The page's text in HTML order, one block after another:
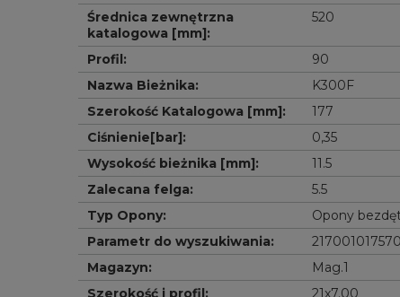
Średnica zewnętrzna
katalogowa [mm]:
520
Profil:
90
Nazwa Bieżnika:
K300F
Szerokość Katalogowa [mm]:
177
Ciśnienie[bar]:
0,35
Wysokość bieżnika [mm]:
11.5
Zalecana felga:
5.5
Typ Opony:
Opony
Parametr do wyszukiwania:
Magazyn:
Mag.1
Szerokość i profil:
21x7.00